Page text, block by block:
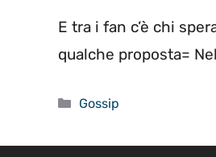
E tra i fan c’è chi
qualche proposta=
Categorie
Gossip